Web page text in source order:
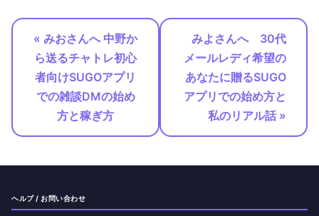
« みおさんへ 中野か
ら送るチャトレ初心
者向けSUGOアプリ
での雑談DMの始め
方と稼ぎ方
みよさんへ 30代
メールレディ希望の
あなたに贈るSUGO
アプリでの始め方と
私のリアル話 »
ヘルプ / お問い合わせ